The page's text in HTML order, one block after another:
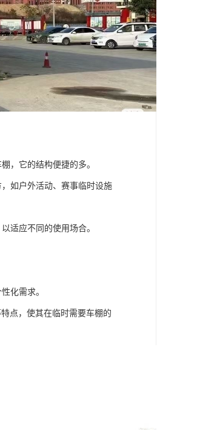
，它的结构便捷的多。
如户外活动、赛事临时设施
适应不同的使用场合。
化需求。
点，使其在临时需要车棚的